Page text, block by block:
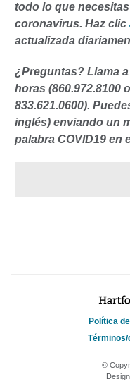
todo lo que
coronavirus. Haz clic
actualizada
¿Preguntas? Llama
horas (860.972.8100
833.621.0600).
inglés) enviando un
palabra COVID19 en
Política
©